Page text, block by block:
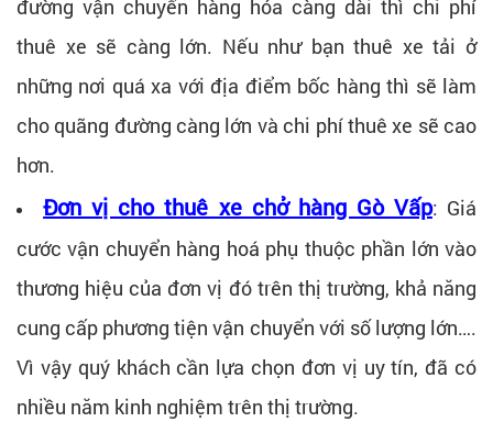
đường vận chuyển hàng hóa càng dài thì chi phí
thuê xe sẽ càng lớn. Nếu như bạn thuê xe tải ở
những nơi quá xa với địa điểm bốc hàng thì sẽ làm
cho quãng đường càng lớn và chi phí thuê xe sẽ cao
hơn.
Đơn vị cho thuê xe chở hàng Gò Vấp: Giá
cước vận chuyển hàng hoá phụ thuộc phần lớn vào
thương hiệu của đơn vị đó trên thị trường, khả năng
cung cấp phương tiện vận chuyển với số lượng lớn….
Vì vậy quý khách cần lựa chọn đơn vị uy tín, đã có
nhiều năm kinh nghiệm trên thị trường.